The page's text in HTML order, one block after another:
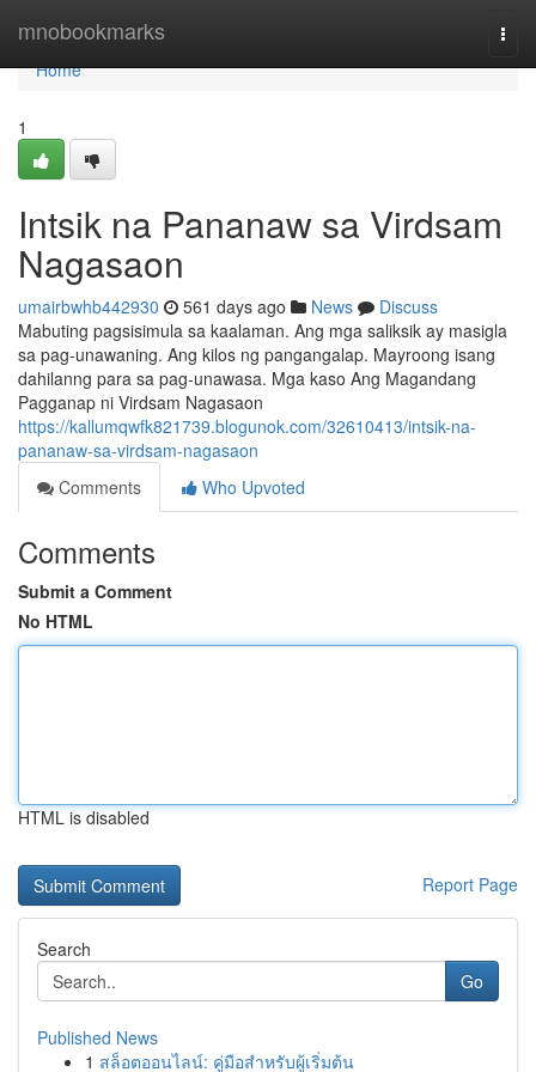
mnobookmarks
Home
Home
1
Intsik na Pananaw sa Virdsam
Nagasaon
umairbwhb442930 561 days ago News
Discuss
Mabuting pagsisimula sa kaalaman. Ang mga saliksik ay masigla
sa pag-unawaning. Ang kilos ng pangangalap. Mayroong isang
dahilanng para sa pag-unawasa. Mga kaso Ang Magandang
Pagganap ni Virdsam Nagasaon
https://kallumqwfk821739.blogunok.com/32610413/intsik-na-
pananaw-sa-virdsam-nagasaon
Comments
Who Upvoted
Comments
Submit a Comment
No HTML
HTML is disabled
Report Page
Search
Go
Published News
1 สล็อตออนไลน์: คู่มือสำหรับผู้เริ่มต้น